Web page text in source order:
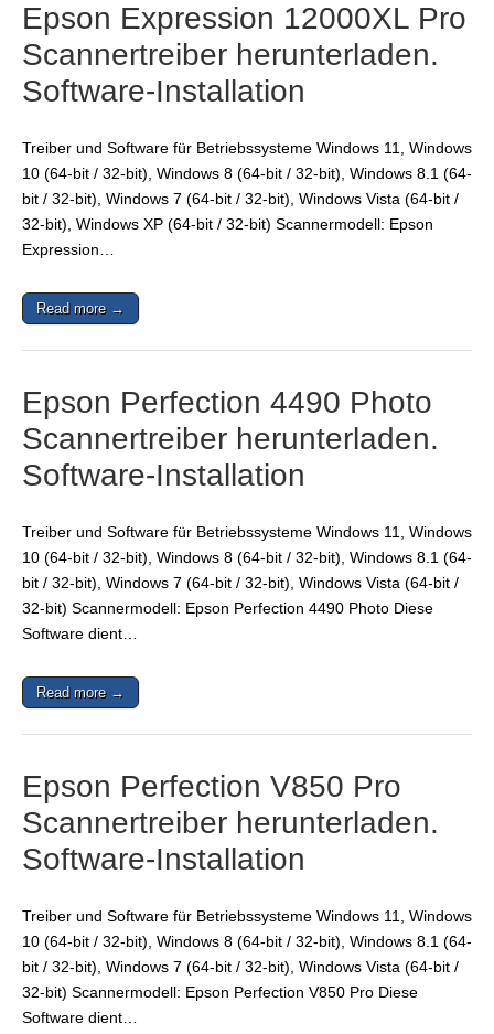
Epson Expression 12000XL Pro
Scannertreiber herunterladen.
Software-Installation
Treiber und Software für Betriebssysteme Windows 11, Windows
10 (64-bit / 32-bit), Windows 8 (64-bit / 32-bit), Windows 8.1 (64-
bit / 32-bit), Windows 7 (64-bit / 32-bit), Windows Vista (64-bit /
32-bit), Windows XP (64-bit / 32-bit) Scannermodell: Epson
Expression…
Read more →
Epson Perfection 4490 Photo
Scannertreiber herunterladen.
Software-Installation
Treiber und Software für Betriebssysteme Windows 11, Windows
10 (64-bit / 32-bit), Windows 8 (64-bit / 32-bit), Windows 8.1 (64-
bit / 32-bit), Windows 7 (64-bit / 32-bit), Windows Vista (64-bit /
32-bit) Scannermodell: Epson Perfection 4490 Photo Diese
Software dient…
Read more →
Epson Perfection V850 Pro
Scannertreiber herunterladen.
Software-Installation
Treiber und Software für Betriebssysteme Windows 11, Windows
10 (64-bit / 32-bit), Windows 8 (64-bit / 32-bit), Windows 8.1 (64-
bit / 32-bit), Windows 7 (64-bit / 32-bit), Windows Vista (64-bit /
32-bit) Scannermodell: Epson Perfection V850 Pro Diese
Software dient…